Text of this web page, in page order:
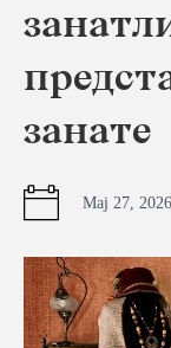
занате
Мај 27, 2026